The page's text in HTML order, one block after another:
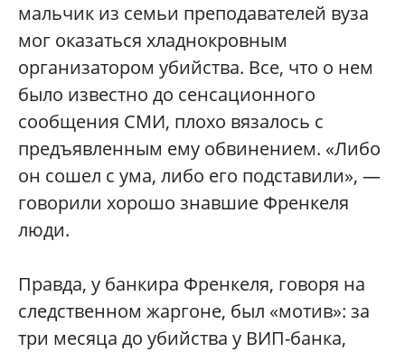
мальчик из семьи преподавателей вуза
мог оказаться хладнокровным
организатором убийства. Все, что о нем
было известно до сенсационного
сообщения СМИ, плохо вязалось с
предъявленным ему обвинением. «Либо
он сошел с ума, либо его подставили», —
говорили хорошо знавшие Френкеля
люди.
Правда, у банкира Френкеля, говоря на
следственном жаргоне, был «мотив»: за
три месяца до убийства у ВИП-банка,